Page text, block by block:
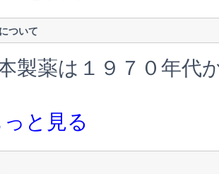
ついて
製薬は１９７０年代
っと見る